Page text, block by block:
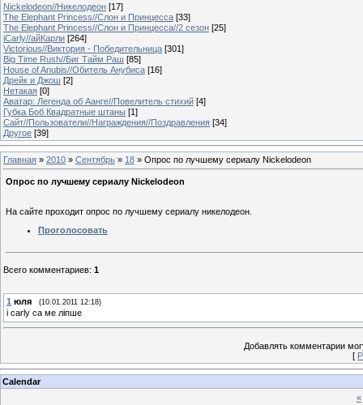
Nickelodeon//Никелодеон [17]
The Elephant Princess//Слон и Принцесса [33]
The Elephant Princess//Слон и Принцесса//2 сезон [25]
iCarly//айКарли [264]
Victorious//Виктория - Победительница [301]
Big Time Rush//Биг Тайм Раш [85]
House of Anubis//Обитель Анубиса [16]
Дрейк и Джош [2]
Нетакая [0]
Аватар: Легенда об Аанге//Повелитель стихий [4]
Губка Боб Квадратные штаны [1]
Сайт//Пользователи//Награждения//Поздравления [34]
Другое [39]
Главная » 2010 » Сентябрь » 18 » Опрос по лучшему сериалу Nickelodeon
Опрос по лучшему сериалу Nickelodeon
На сайте проходит опрос по лучшему сериалу никелодеон.
Проголосовать
Всего комментариев: 1
1 юля (10.01.2011 12:18)
i carly са ме ліпше
Добавлять комментарии
[
Calendar
«